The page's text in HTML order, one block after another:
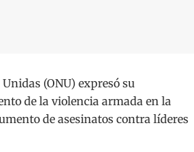
(ONU) expresó su
de la violencia armada en la
de asesinatos contra líderes